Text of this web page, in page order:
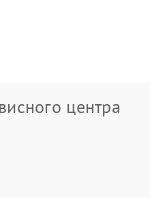
центра